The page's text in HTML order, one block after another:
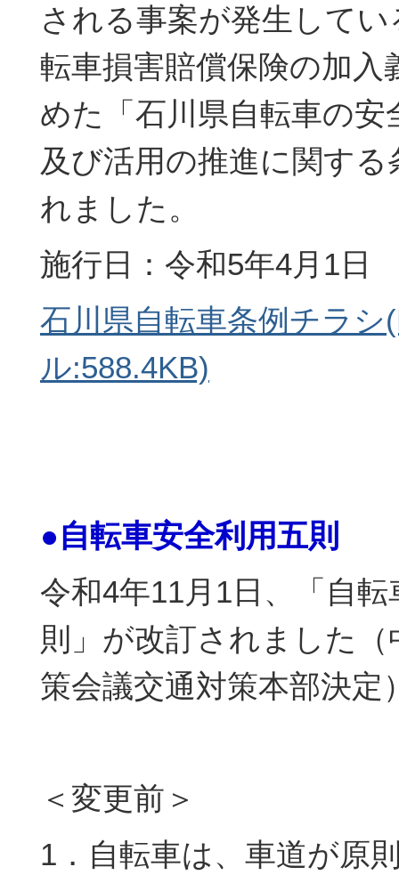
される事案が発生して
転車損害賠償保険の加入
めた「石川県自転車の安
及び活用の推進に関す
れました。
施行日：令和5年4月1日
石川県自転車条例チラシ
ル:588.4KB)
●自転車安全利用五則
令和4年11月1日、「自
則」が改訂されました（
策会議交通対策本部決定
＜変更前＞
1．自転車は、車道が原